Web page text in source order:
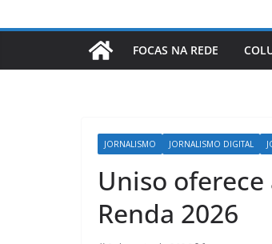
FOCAS NA REDE
JORNALISMO JORNALISMO DIGITAL
Uniso
Renda 2026